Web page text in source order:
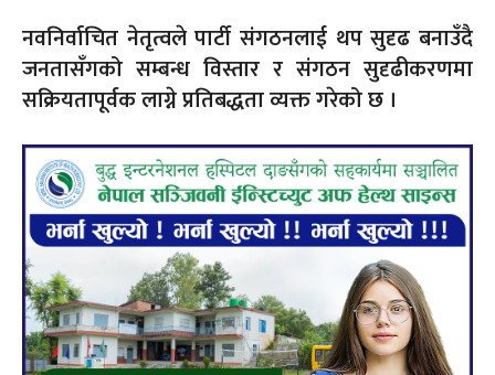
नवनिर्वाचित नेतृत्वले पार्टी संगठनलाई थप सुदृढ बनाउँदै
जनतासँगको सम्बन्ध विस्तार र संगठन सुदृढीकरणमा
सक्रियतापूर्वक लाग्ने प्रतिबद्धता व्यक्त गरेको छ ।